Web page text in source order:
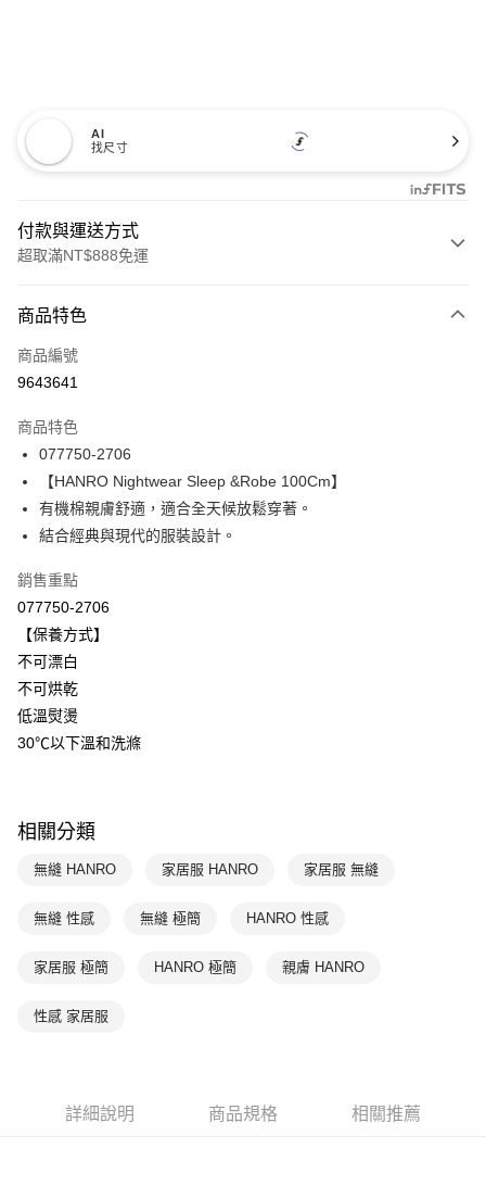
AI
找尺寸
付款與運送方式
超取滿NT$888免運
信用卡一次付款
信用卡分期付款
合作金庫商業銀行
華南商業銀行
上海商業儲蓄銀行
台北富邦商業銀行
國泰世華商業銀行
兆豐國際商業銀行
臺灣中小企業銀行
聯邦商業銀行
台新國際商業銀行
台灣樂天信用卡公司
Apple Pay
悠遊付
ATM付款
運送方式
付款後全家取貨$888免運-以PackAge+配客嘉循環箱包裝寄出
每筆NT$90，滿NT$888(含以上)免運費
付款後7-11取貨
每筆NT$90，滿NT$1,000(含以上)免運費
商品特色
商品編號
9643641
商品特色
077750-2706
【HANRO Nightwear Sleep &Robe 100Cm】
有機棉親膚舒適，適合全天候放鬆穿著。
結合經典與現代的服裝設計。
銷售重點
077750-2706
【保養方式】
不可漂白
不可烘乾
低溫熨燙
30℃以下溫和洗滌
相關分類
無縫 HANRO 家居服 HANRO 家居服 無縫
無縫 性感 無縫 極簡 HANRO 性感
家居服 極簡 HANRO 極簡 親膚 HANRO
性感 家居服
詳細說明 商品規格 相關推薦